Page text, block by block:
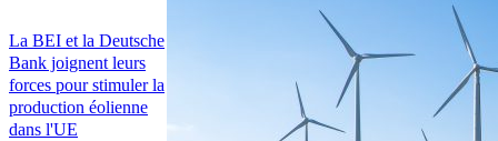
La BEI et la Deutsche
Bank joignent leurs
forces pour stimuler la
production éolienne
dans l'UE